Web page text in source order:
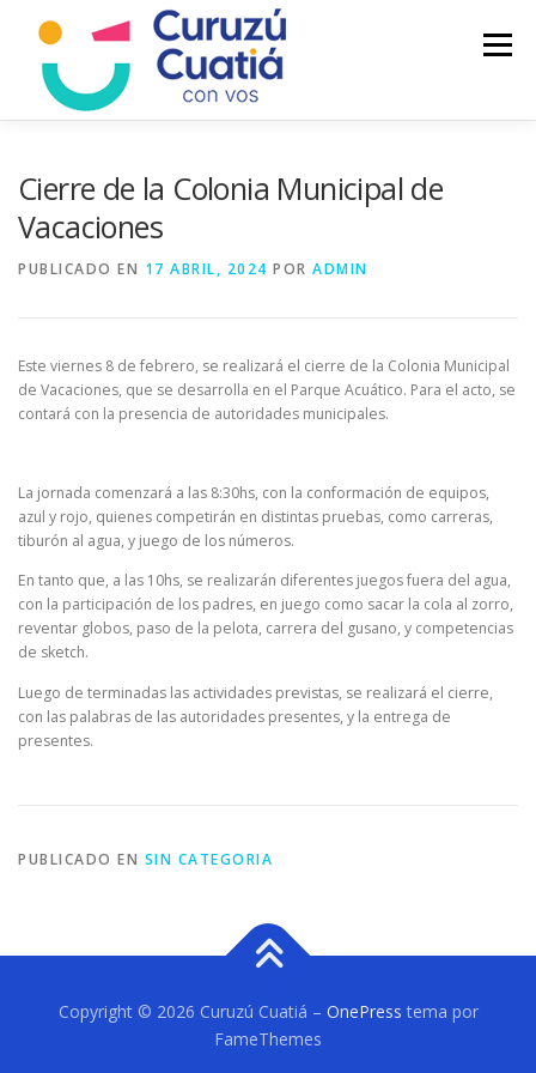
contenido
Menú
Cierre de la Colonia Municipal de
Vacaciones
PUBLICADO EN 17 ABRIL, 2024 POR ADMIN
Este viernes 8 de febrero, se realizará el cierre de la Colonia Municipal
de Vacaciones, que se desarrolla en el Parque Acuático. Para el acto, se
contará con la presencia de autoridades municipales.
La jornada comenzará a las 8:30hs, con la conformación de equipos,
azul y rojo, quienes competirán en distintas pruebas, como carreras,
tiburón al agua, y juego de los números.
En tanto que, a las 10hs, se realizarán diferentes juegos fuera del agua,
con la participación de los padres, en juego como sacar la cola al zorro,
reventar globos, paso de la pelota, carrera del gusano, y competencias
de sketch.
Luego de terminadas las actividades previstas, se realizará el cierre,
con las palabras de las autoridades presentes, y la entrega de
presentes.
PUBLICADO EN SIN CATEGORIA
Copyright © 2026 Curuzú Cuatiá – OnePress tema por
FameThemes